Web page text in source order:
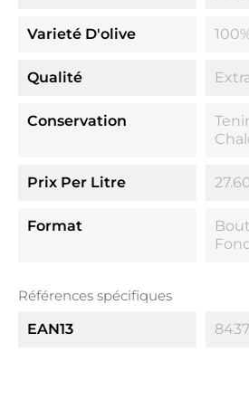
Varieté D'olive
Qualité
Conservation
Prix Per Litre
Format
Références spécifiques
EAN13